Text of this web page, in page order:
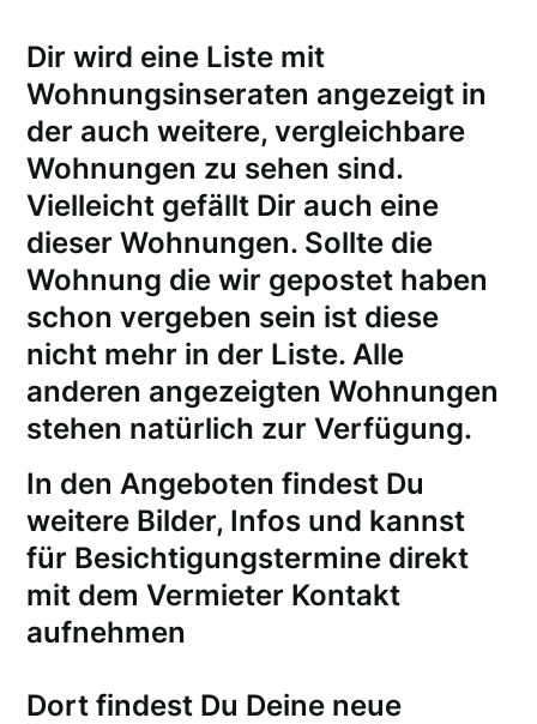
Dir wird eine Liste mit
Wohnungsinseraten angezeigt in
der auch weitere, vergleichbare
Wohnungen zu sehen sind.
Vielleicht gefällt Dir auch eine
dieser Wohnungen. Sollte die
Wohnung die wir gepostet haben
schon vergeben sein ist diese
nicht mehr in der Liste. Alle
anderen angezeigten Wohnungen
stehen natürlich zur Verfügung.
In den Angeboten findest Du
weitere Bilder, Infos und kannst
für Besichtigungstermine direkt
mit dem Vermieter Kontakt
aufnehmen
Dort findest Du Deine neue